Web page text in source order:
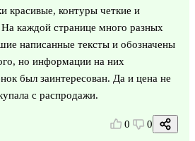
красивые, контуры четкие и
каждой странице много разных
написанные тексты и обозначены
но информации на них
был заинтересован. Да и цена не
с распродажи.
0 0